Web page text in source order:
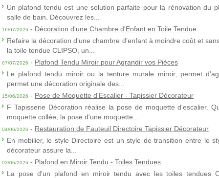
Un plafond tendu est une solution parfaite pour la rénovation du
salle de bain. Découvrez les...
16/07/2026 - Décoration d'une Chambre d'Enfant en Toile Tendue
Refaire la décoration d’une chambre d’enfant à moindre coût et
la toile tendue CLIPSO, un...
07/07/2026 - Plafond Tendu Miroir pour Agrandir vos Pièces
Le plafond tendu miroir ou la tenture murale miroir, permet
permet une décoration originale des...
15/06/2026 - Pose de Moquette d'Escalier - Tapissier Décorateur
F Tapisserie Décoration réalise la pose de moquette d'escalier.
moquette collée, la pose d'une moquette...
04/06/2026 - Restauration de Fauteuil Directoire Tapissier Décorateur
En mobilier, le style Directoire est un style de transition entre le
décorateur assure la...
03/06/2026 - Plafond en Miroir Tendu - Toiles Tendues
La pose d'un plafond en miroir tendu avec les toiles tendues